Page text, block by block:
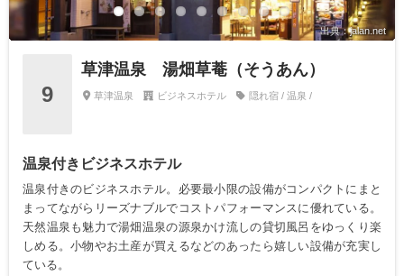
出典：jalan.net
9
草津温泉 湯畑草菴（そうあん）
草津温泉 ビジネスホテル 隠れ宿 / 温泉 /
温泉付きビジネスホテル
温泉付きのビジネスホテル。必要最小限の設備がコンパクトにまと
まってながらリーズナブルでコストパフォーマンスに優れている。
天然温泉も魅力で湯畑温泉の源泉かけ流しの貸切風呂をゆっくり楽
しめる。小物やお土産が買えるなどのあったら嬉しい設備が充実し
ている。